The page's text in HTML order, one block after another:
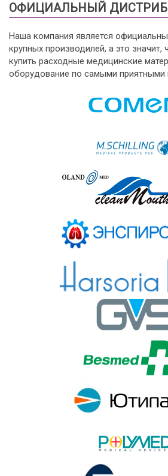
ОФИЦИАЛЬНЫЙ
Наша компания является
крупных производилей, а это значит,
купить расходные медицинские
оборудование по самыми приятными